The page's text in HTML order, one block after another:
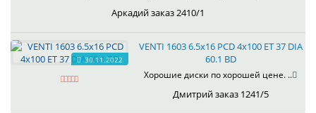
Аркадий заказ 2410/1
30.11.2022
VENTI 1603 6.5x16 PCD 4x100 ET 37 DIA
60.1 BD
Хорошие диски по хорошей цене. ..
Дмитрий заказ 1241/5